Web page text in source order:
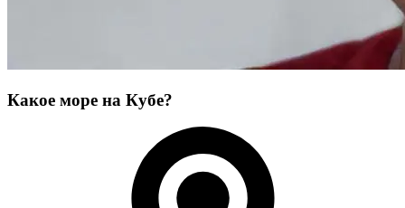
Какое море на Кубе?